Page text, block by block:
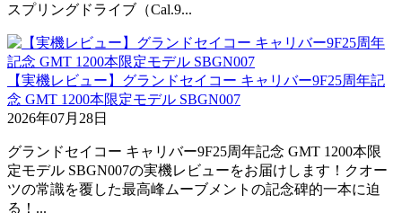
スプリングドライブ（Cal.9...
【実機レビュー】グランドセイコー キャリバー9F25周年記
念 GMT 1200本限定モデル SBGN007
2026年07月28日
グランドセイコー キャリバー9F25周年記念 GMT 1200本限
定モデル SBGN007の実機レビューをお届けします！クオー
ツの常識を覆した最高峰ムーブメントの記念碑的一本に迫
る！...